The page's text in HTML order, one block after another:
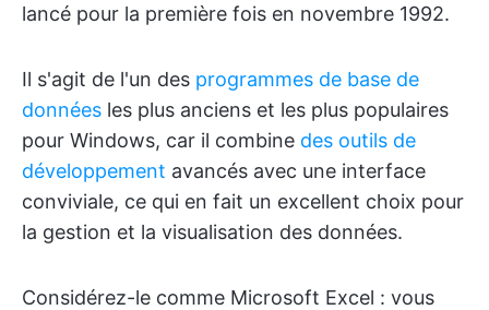
lancé pour la première fois en novembre 1992.
Il s'agit de l'un des programmes de base de
données les plus anciens et les plus populaires
pour Windows, car il combine des outils de
développement avancés avec une interface
conviviale, ce qui en fait un excellent choix pour
la gestion et la visualisation des données.
Considérez-le comme Microsoft Excel : vous